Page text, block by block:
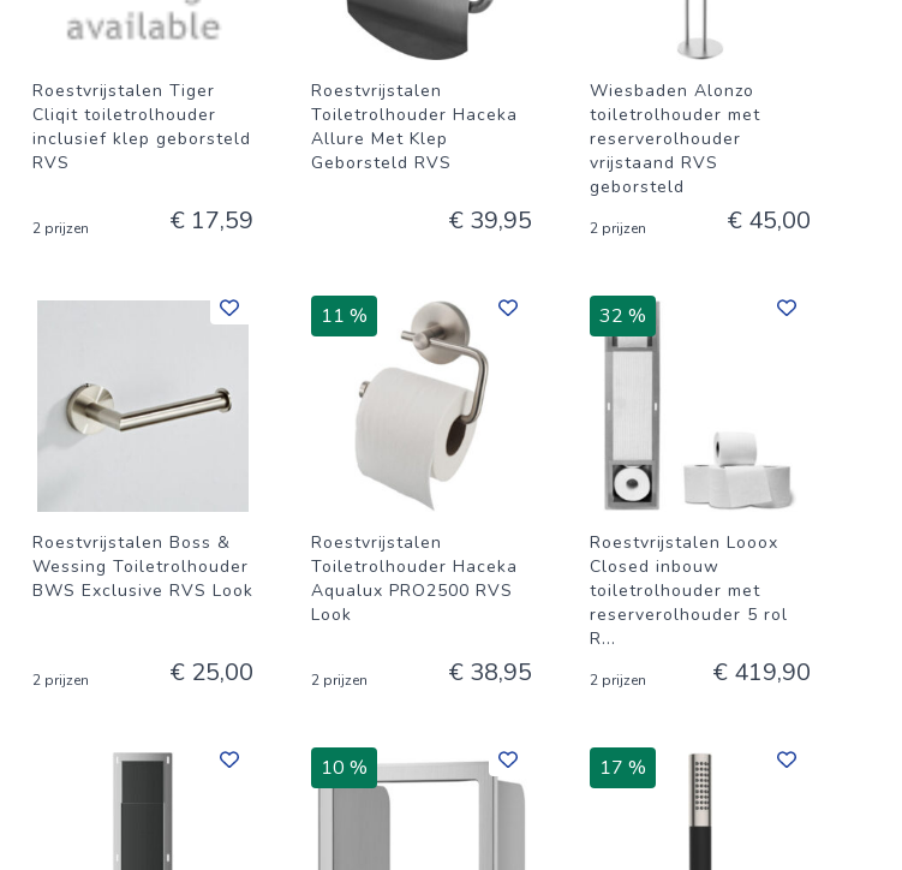
Roestvrijstalen Tiger
Cliqit toiletrolhouder
inclusief klep geborsteld
RVS
2 prijzen € 17,59
Roestvrijstalen
Toiletrolhouder Haceka
Allure Met Klep
Geborsteld RVS
€ 39,95
Wiesbaden Alonzo
toiletrolhouder met
reserverolhouder
vrijstaand RVS
geborsteld
2 prijzen € 45,00
Roestvrijstalen Boss &
Wessing Toiletrolhouder
BWS Exclusive RVS Look
2 prijzen € 25,00
11 %
Roestvrijstalen
Toiletrolhouder Haceka
Aqualux PRO2500 RVS
Look
2 prijzen € 38,95
32 %
Roestvrijstalen Looox
Closed inbouw
toiletrolhouder met
reserverolhouder 5 rol
R...
2 prijzen € 419,90
10 % 17 %